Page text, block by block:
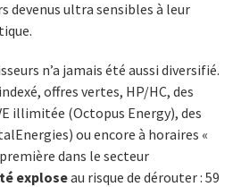
devenus ultra sensibles à leur
n’a jamais été aussi diversifié.
offres vertes, HP/HC, des
illimitée (Octopus Energy), des
ou encore à horaires «
dans le secteur
exploseau risque de dérouter : 59